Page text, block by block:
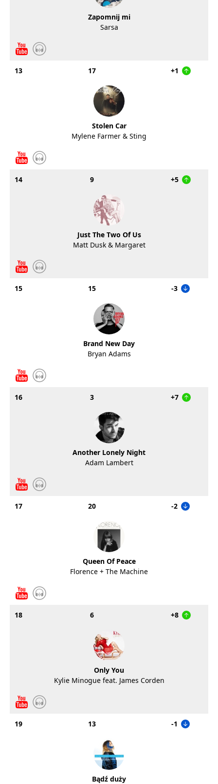
Zapomnij mi
Sarsa
13 17 +1
Stolen Car
Mylene Farmer & Sting
14 9 +5
Just The Two Of Us
Matt Dusk & Margaret
15 15 -3
Brand New Day
Bryan Adams
16 3 +7
Another Lonely Night
Adam Lambert
17 20 -2
Queen Of Peace
Florence + The Machine
18 6 +8
Only You
Kylie Minogue feat. James Corden
19 13 -1
Bądź duży